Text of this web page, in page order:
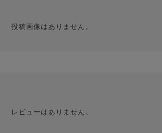
投稿画像はありません。
レビューはありません。